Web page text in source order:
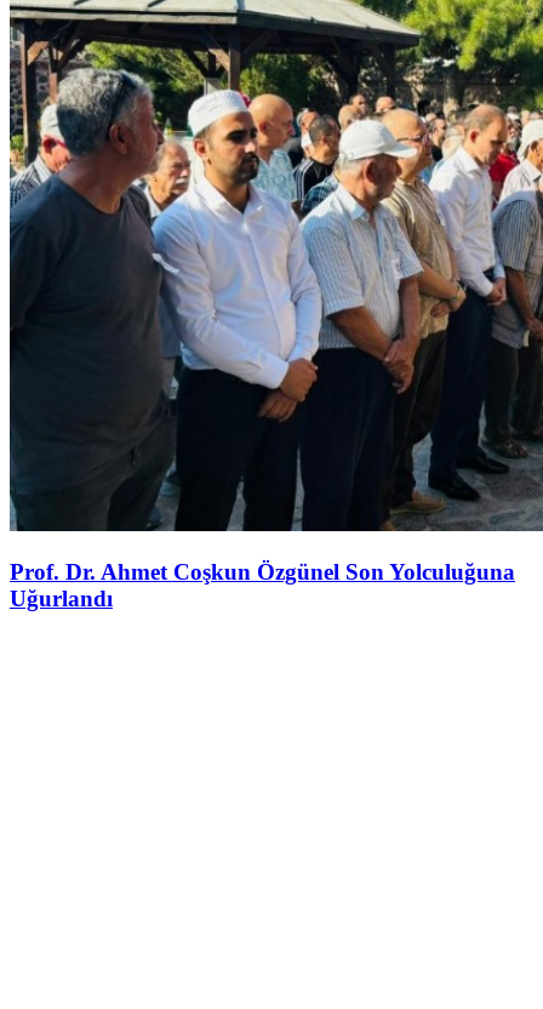
Prof. Dr. Ahmet Coşkun Özgünel Son Yolculuğuna
Uğurlandı